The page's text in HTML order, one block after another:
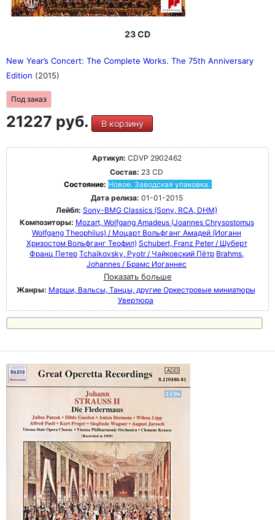
23 CD
New Year’s Concert: The Complete Works. The 75th Anniversary
Edition (2015)
Под заказ
21227 руб. В корзину
Артикул: CDVP 2902462
Состав: 23 CD
Состояние: Новое. Заводская упаковка.
Дата релиза: 01-01-2015
Лейбл: Sony-BMG Classics (Sony, RCA, DHM)
Композиторы: Mozart, Wolfgang Amadeus (Joannes Chrysostomus
Wolfgang Theophilus) / Моцарт Вольфганг Амадей (Иоганн
Хризостом Вольфганг Теофил) Schubert, Franz Peter / Шуберт
Франц Петер Tchaikovsky, Pyotr / Чайковский Пётр Brahms,
Johannes / Брамс Иоганнес
Показать больше
Жанры: Марши, Вальсы, Танцы, другие Оркестровые миниатюры
Увертюра